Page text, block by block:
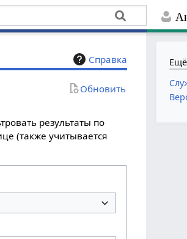
Справка
Обновить
результаты по
(также учитывается
Ещё